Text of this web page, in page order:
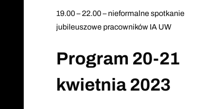
19.00 – 22.00 – nieformalne spotkanie
jubileuszowe pracowników IA UW
Program 20-21
kwietnia 2023